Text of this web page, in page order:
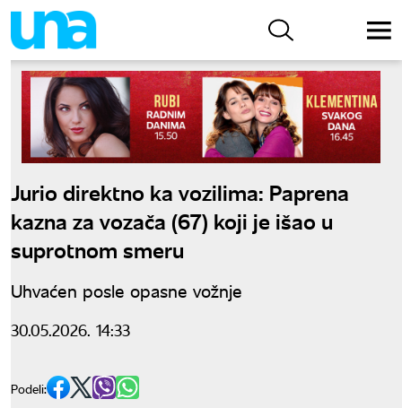
Jurio direktno ka vozilima: Paprena
kazna za vozača (67) koji je išao u
suprotnom smeru
Uhvaćen posle opasne vožnje
30.05.2026. 14:33
Podeli: